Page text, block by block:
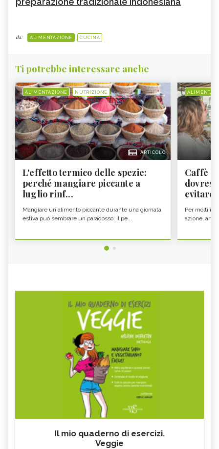
da: ALIMENTAZIONE CUCINA
Ti potrebbe interessare anche
ALIMENTAZIONE NUTRIZIONE
ARTICOLO
L'effetto termico delle spezie:
perché mangiare piccante a
luglio rinf...
Mangiare un alimento piccante durante una giornata
estiva può sembrare un paradosso: il pe...
Caffè
evitare
Per molti il
azione,
Il mio quaderno di esercizi.
Veggie